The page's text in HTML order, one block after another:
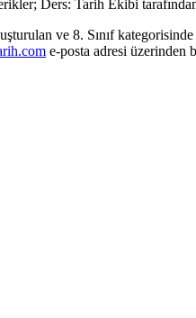
Ders: Tarih Ekibi
ve 8. Sınıf
e-posta adresi üzerinden